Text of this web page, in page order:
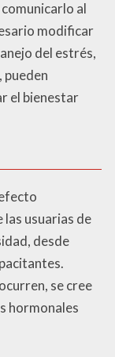
al
modificar
del estrés,
pueden
el bienestar
usuarias de
desde
se cree
hormonales